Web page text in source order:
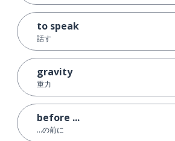
to speak
話す
gravity
重力
before ...
…の前に